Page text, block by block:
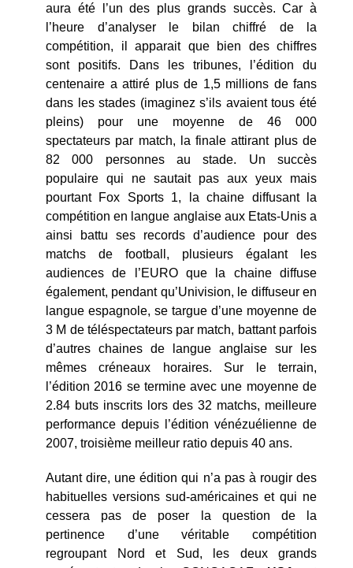
aura été l’un des plus grands succès. Car à
l’heure d’analyser le bilan chiffré de la
compétition, il apparait que bien des chiffres
sont positifs. Dans les tribunes, l’édition du
centenaire a attiré plus de 1,5 millions de fans
dans les stades (imaginez s’ils avaient tous été
pleins) pour une moyenne de 46 000
spectateurs par match, la finale attirant plus de
82 000 personnes au stade. Un succès
populaire qui ne sautait pas aux yeux mais
pourtant Fox Sports 1, la chaine diffusant la
compétition en langue anglaise aux Etats-Unis a
ainsi battu ses records d’audience pour des
matchs de football, plusieurs égalant les
audiences de l’EURO que la chaine diffuse
également, pendant qu’Univision, le diffuseur en
langue espagnole, se targue d’une moyenne de
3 M de téléspectateurs par match, battant parfois
d’autres chaines de langue anglaise sur les
mêmes créneaux horaires. Sur le terrain,
l’édition 2016 se termine avec une moyenne de
2.84 buts inscrits lors des 32 matchs, meilleure
performance depuis l’édition vénézuélienne de
2007, troisième meilleur ratio depuis 40 ans.
Autant dire, une édition qui n’a pas à rougir des
habituelles versions sud-américaines et qui ne
cessera pas de poser la question de la
pertinence d’une véritable compétition
regroupant Nord et Sud, les deux grands